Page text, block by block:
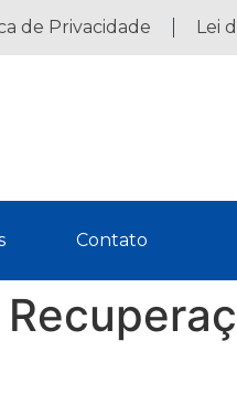
de Privacidade Lei
Contato